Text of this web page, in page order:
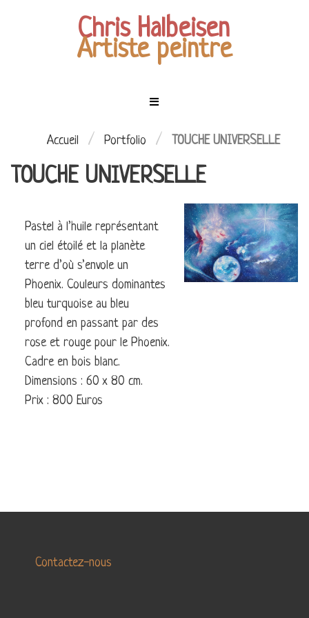
Chris Halbeisen
Artiste peintre
EXPOSITIONS
MES
CIEL
ÉTOILÉ
ENFANTS
TERRE
DANSE
MARINE
ABSTRAIT
COMMANDES
CONTACT
Accueil / Portfolio / TOUCHE UNIVERSELLE
TOUCHE UNIVERSELLE
Pastel à l’huile représentant
un ciel étoilé et la planète
terre d’où s’envole un
Phoenix. Couleurs dominantes
bleu turquoise au bleu
profond en passant par des
rose et rouge pour le Phoenix.
Cadre en bois blanc.
Dimensions : 60 x 80 cm.
Prix : 800 Euros
Contactez-nous